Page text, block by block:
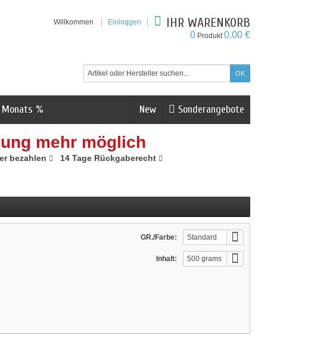
Willkommen Einloggen IHR WARENKORB
0 Produkt0.00 €
Sonderangebote
New
%
mehr möglich
bezahlen 14 Tage Rückgaberecht
GR./Farbe: Standard
Inhalt: 500 grams